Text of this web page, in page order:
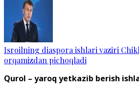
Isroilning diaspora ishlari vaziri
orqamizdan pichoqladi
Qurol – yaroq yetkazib berish